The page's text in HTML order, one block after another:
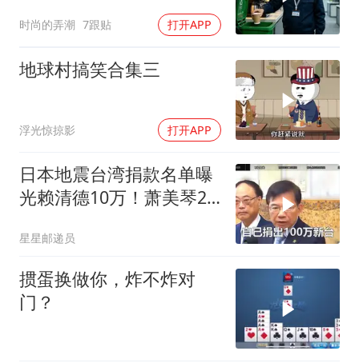
时尚的弄潮 7跟贴 打开APP
地球村搞笑合集三
浮光惊掠影 打开APP
日本地震台湾捐款名单曝
光赖清德10万！萧美琴20
星星邮递员
掼蛋换做你，炸不炸对
门？